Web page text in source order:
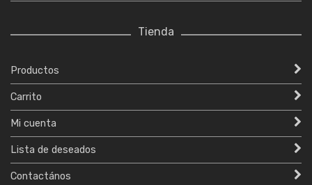
Tienda
Productos
Carrito
Mi cuenta
Lista de deseados
Contactános